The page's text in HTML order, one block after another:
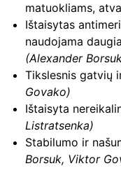
matuokliams,
Ištaisytas
naudojama
(Alexander
Tikslesnis gatvių
Govako)
Ištaisyta
Listratsenka)
Stabilumo ir
Borsuk, Viktor